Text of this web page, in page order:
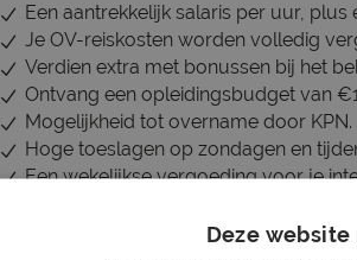
Een aantrekkelijk salaris per uur, plus
Je OV-reiskosten worden volledig
Verdien extra met bonussen bij het
Ontvang een opleidingsbudget van
Mogelijkheid tot overname door KPN.
Hoge toeslagen op zondagen en
Een wekelijkse vergoeding voor je
Deze